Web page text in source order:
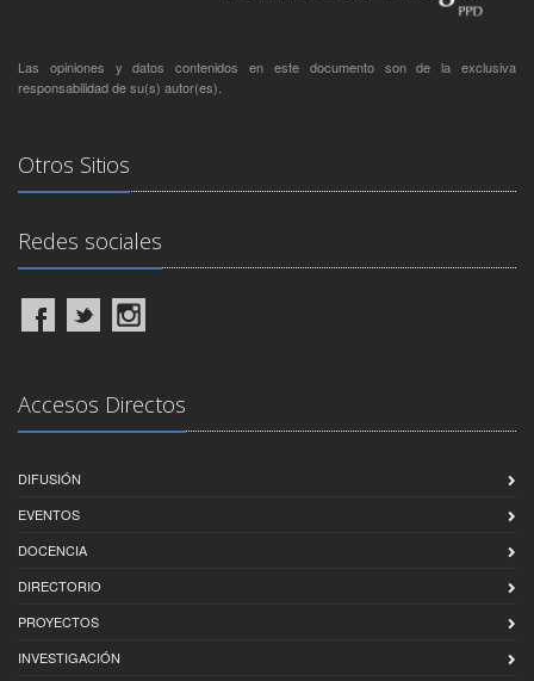
Las opiniones y datos contenidos en este documento son de la exclusiva
responsabilidad de su(s) autor(es).
Otros Sitios
Redes sociales
Accesos Directos
DIFUSIÓN
EVENTOS
DOCENCIA
DIRECTORIO
PROYECTOS
INVESTIGACIÓN